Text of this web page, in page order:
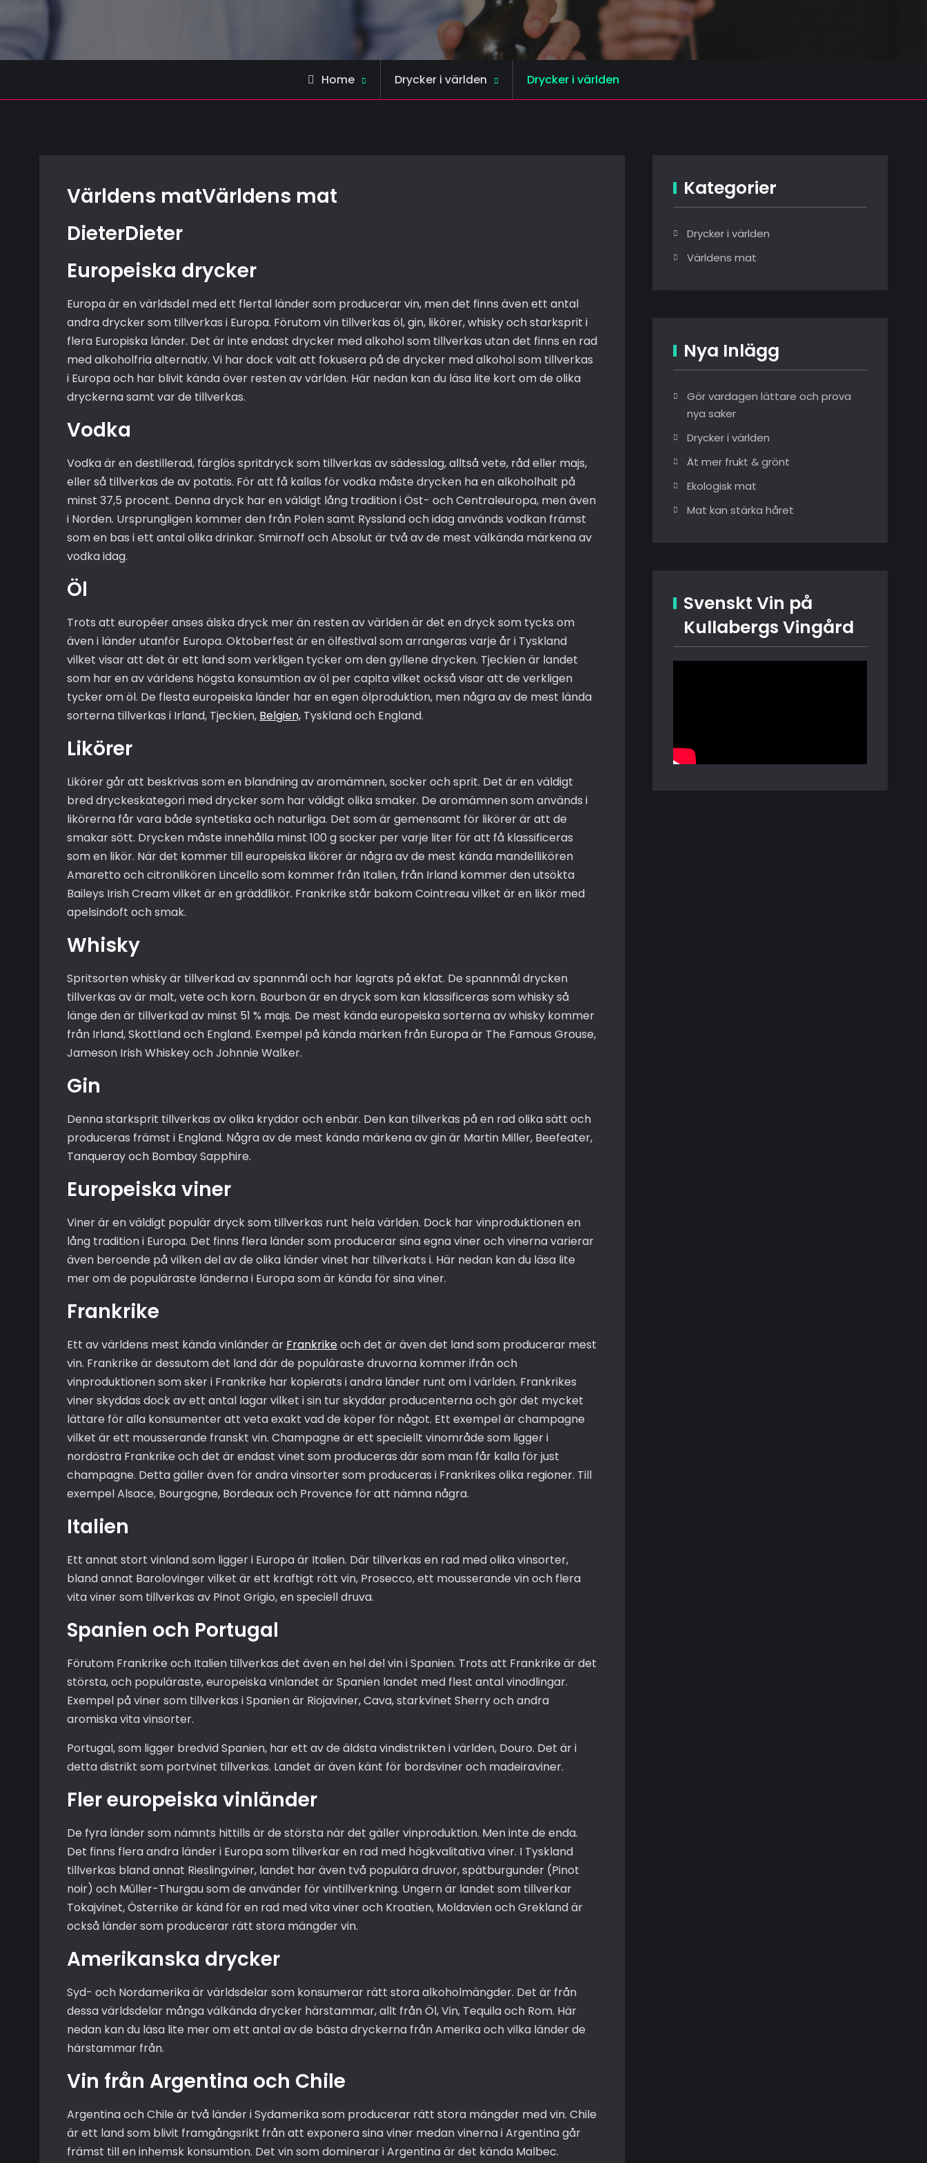
Home Drycker i världen Drycker i världen
Världens matVärldens mat
DieterDieter
Europeiska drycker
Europa är en världsdel med ett flertal länder som producerar vin, men det finns även ett antal
andra drycker som tillverkas i Europa. Förutom vin tillverkas öl, gin, likörer, whisky och starksprit i
flera Europiska länder. Det är inte endast drycker med alkohol som tillverkas utan det finns en rad
med alkoholfria alternativ. Vi har dock valt att fokusera på de drycker med alkohol som tillverkas
i Europa och har blivit kända över resten av världen. Här nedan kan du läsa lite kort om de olika
dryckerna samt var de tillverkas.
Vodka
Vodka är en destillerad, färglös spritdryck som tillverkas av sädesslag, alltså vete, råd eller majs,
eller så tillverkas de av potatis. För att få kallas för vodka måste drycken ha en alkoholhalt på
minst 37,5 procent. Denna dryck har en väldigt lång tradition i Öst- och Centraleuropa, men även
i Norden. Ursprungligen kommer den från Polen samt Ryssland och idag används vodkan främst
som en bas i ett antal olika drinkar. Smirnoff och Absolut är två av de mest välkända märkena av
vodka idag.
Öl
Trots att européer anses älska dryck mer än resten av världen är det en dryck som tycks om
även i länder utanför Europa. Oktoberfest är en ölfestival som arrangeras varje år i Tyskland
vilket visar att det är ett land som verkligen tycker om den gyllene drycken. Tjeckien är landet
som har en av världens högsta konsumtion av öl per capita vilket också visar att de verkligen
tycker om öl. De flesta europeiska länder har en egen ölproduktion, men några av de mest lända
sorterna tillverkas i Irland, Tjeckien, Belgien, Tyskland och England.
Likörer
Likörer går att beskrivas som en blandning av aromämnen, socker och sprit. Det är en väldigt
bred dryckeskategori med drycker som har väldigt olika smaker. De aromämnen som används i
likörerna får vara både syntetiska och naturliga. Det som är gemensamt för likörer är att de
smakar sött. Drycken måste innehålla minst 100 g socker per varje liter för att få klassificeras
som en likör. När det kommer till europeiska likörer är några av de mest kända mandellikören
Amaretto och citronlikören Lincello som kommer från Italien, från Irland kommer den utsökta
Baileys Irish Cream vilket är en gräddlikör. Frankrike står bakom Cointreau vilket är en likör med
apelsindoft och smak.
Whisky
Spritsorten whisky är tillverkad av spannmål och har lagrats på ekfat. De spannmål drycken
tillverkas av är malt, vete och korn. Bourbon är en dryck som kan klassificeras som whisky så
länge den är tillverkad av minst 51 % majs. De mest kända europeiska sorterna av whisky kommer
från Irland, Skottland och England. Exempel på kända märken från Europa är The Famous Grouse,
Jameson Irish Whiskey och Johnnie Walker.
Gin
Denna starksprit tillverkas av olika kryddor och enbär. Den kan tillverkas på en rad olika sätt och
produceras främst i England. Några av de mest kända märkena av gin är Martin Miller, Beefeater,
Tanqueray och Bombay Sapphire.
Europeiska viner
Viner är en väldigt populär dryck som tillverkas runt hela världen. Dock har vinproduktionen en
lång tradition i Europa. Det finns flera länder som producerar sina egna viner och vinerna varierar
även beroende på vilken del av de olika länder vinet har tillverkats i. Här nedan kan du läsa lite
mer om de populäraste länderna i Europa som är kända för sina viner.
Frankrike
Ett av världens mest kända vinländer är Frankrikeoch det är även det land som producerar mest
vin. Frankrike är dessutom det land där de populäraste druvorna kommer ifrån och
vinproduktionen som sker i Frankrike har kopierats i andra länder runt om i världen. Frankrikes
viner skyddas dock av ett antal lagar vilket i sin tur skyddar producenterna och gör det mycket
lättare för alla konsumenter att veta exakt vad de köper för något. Ett exempel är champagne
vilket är ett mousserande franskt vin. Champagne är ett speciellt vinområde som ligger i
nordöstra Frankrike och det är endast vinet som produceras där som man får kalla för just
champagne. Detta gäller även för andra vinsorter som produceras i Frankrikes olika regioner. Till
exempel Alsace, Bourgogne, Bordeaux och Provence för att nämna några.
Italien
Ett annat stort vinland som ligger i Europa är Italien. Där tillverkas en rad med olika vinsorter,
bland annat Barolovinger vilket är ett kraftigt rött vin, Prosecco, ett mousserande vin och flera
vita viner som tillverkas av Pinot Grigio, en speciell druva.
Spanien och Portugal
Förutom Frankrike och Italien tillverkas det även en hel del vin i Spanien. Trots att Frankrike är det
största, och populäraste, europeiska vinlandet är Spanien landet med flest antal vinodlingar.
Exempel på viner som tillverkas i Spanien är Riojaviner, Cava, starkvinet Sherry och andra
aromiska vita vinsorter.
Portugal, som ligger bredvid Spanien, har ett av de äldsta vindistrikten i världen, Douro. Det är i
detta distrikt som portvinet tillverkas. Landet är även känt för bordsviner och madeiraviner.
Fler europeiska vinländer
De fyra länder som nämnts hittills är de största när det gäller vinproduktion. Men inte de enda.
Det finns flera andra länder i Europa som tillverkar en rad med högkvalitativa viner. I Tyskland
tillverkas bland annat Rieslingviner, landet har även två populära druvor, spätburgunder (Pinot
noir) och Mûller-Thurgau som de använder för vintillverkning. Ungern är landet som tillverkar
Tokajvinet, Österrike är känd för en rad med vita viner och Kroatien, Moldavien och Grekland är
också länder som producerar rätt stora mängder vin.
Amerikanska drycker
Syd- och Nordamerika är världsdelar som konsumerar rätt stora alkoholmängder. Det är från
dessa världsdelar många välkända drycker härstammar, allt från Öl, Vin, Tequila och Rom. Här
nedan kan du läsa lite mer om ett antal av de bästa dryckerna från Amerika och vilka länder de
härstammar från.
Vin från Argentina och Chile
Argentina och Chile är två länder i Sydamerika som producerar rätt stora mängder med vin. Chile
är ett land som blivit framgångsrikt från att exponera sina viner medan vinerna i Argentina går
främst till en inhemsk konsumtion. Det vin som dominerar i Argentina är det kända Malbec.
Kategorier
Drycker i världen
Världens mat
Nya Inlägg
Gör vardagen lättare och prova
nya saker
Drycker i världen
Ät mer frukt & grönt
Ekologisk mat
Mat kan stärka håret
Svenskt Vin på
Kullabergs Vingård